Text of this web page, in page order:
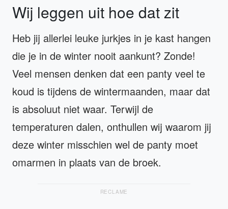
Wij leggen uit hoe dat zit
Heb jij allerlei leuke jurkjes in je kast hangen
die je in de winter nooit aankunt? Zonde!
Veel mensen denken dat een panty veel te
koud is tijdens de wintermaanden, maar dat
is absoluut niet waar. Terwijl de
temperaturen dalen, onthullen wij waarom jij
deze winter misschien wel de panty moet
omarmen in plaats van de broek.
RECLAME